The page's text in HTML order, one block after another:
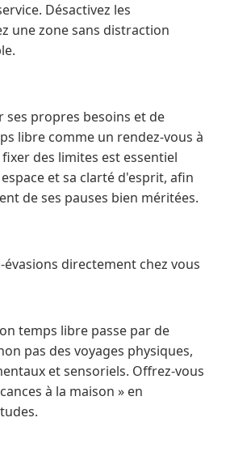
Désactivez les
une zone sans distraction
ses propres besoins et de
libre comme un rendez-vous à
fixer des limites est essentiel
et sa clarté d'esprit, afin
de ses pauses bien méritées.
directement chez vous
temps libre passe par de
pas des voyages physiques,
et sensoriels. Offrez-vous
à la maison » en